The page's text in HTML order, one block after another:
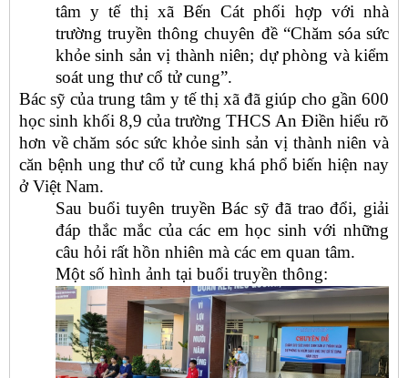
tâm y tế thị xã Bến Cát phối hợp với nhà
trường truyền thông chuyên đề “Chăm sóa sức
khỏe sinh sản vị thành niên; dự phòng và kiểm
soát ung thư cổ tử cung”.
Bác sỹ của trung tâm y tế thị xã đã giúp cho gần 600
học sinh khối 8,9 của trường THCS An Điền hiểu rõ
hơn về chăm sóc sức khỏe sinh sản vị thành niên và
căn bệnh ung thư cổ tử cung khá phổ biến hiện nay
ở Việt Nam.
Sau buổi tuyên truyền Bác sỹ đã trao đổi, giải
đáp thắc mắc của các em học sinh với những
câu hỏi rất hồn nhiên mà các em quan tâm.
Một số hình ảnh tại buổi truyền thông: